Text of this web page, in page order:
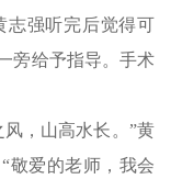
志强听完后觉得可
旁给予指导。手术
，山高水长。”黄
敬爱的老师，我会